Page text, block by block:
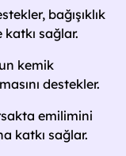
bağışıklık
sağlar.
kemik
destekler.
emilimini
katkı sağlar.